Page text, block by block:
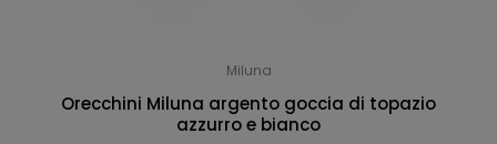
Miluna
Orecchini Miluna argento goccia di topazio
azzurro e bianco